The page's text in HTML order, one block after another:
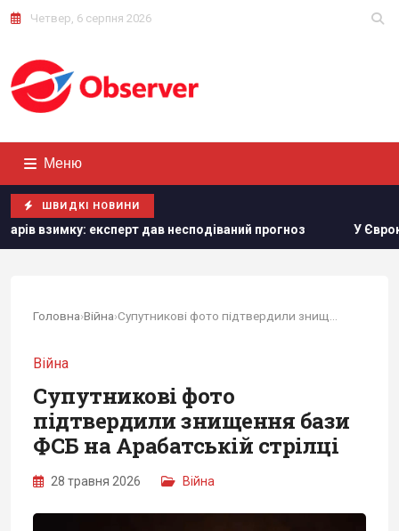
Четвер, 6 серпня 2026
Меню
ШВИДКІ НОВИНИ
дав несподіваний прогноз У Єврокомісії
Головна›Війна›
Війна
Супутникові фото
підтвердили знищення бази
ФСБ на Арабатській стрілці
28 травня 2026 Війна